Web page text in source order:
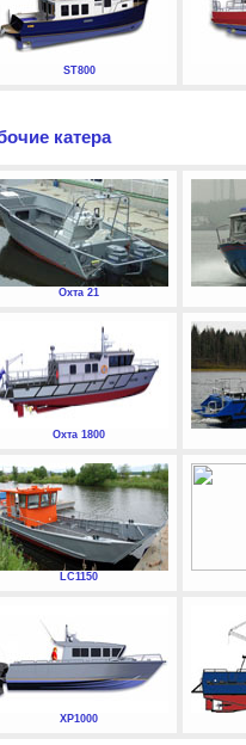
ST800
катера
Охта 21
Охта 1800
LC1150
XP1000